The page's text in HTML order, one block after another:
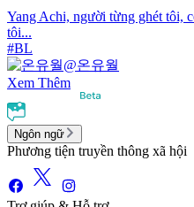
Yang Achi, người từng ghét tôi,
tôi...
#BL
@온유월
Xem Thêm
Ngôn ngữ
Phương tiện truyền thông xã hội